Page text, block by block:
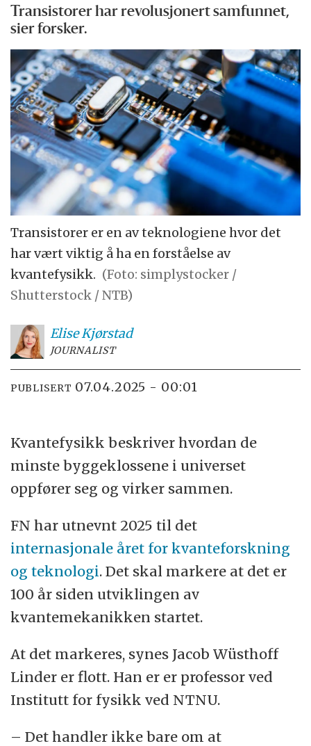
Transistorer har revolusjonert samfunnet,
sier forsker.
Transistorer er en av teknologiene hvor det
har vært viktig å ha en forståelse av
kvantefysikk. (Foto: simplystocker /
Shutterstock / NTB)
EliseKjørstad
JOURNALIST
PUBLISERT 07.04.2025 - 00:01
Kvantefysikk beskriver hvordan de
minste byggeklossene i universet
oppfører seg og virker sammen.
FN har utnevnt 2025 til det
internasjonale året for kvanteforskning
og teknologi. Det skal markere at det er
100 år siden utviklingen av
kvantemekanikken startet.
At det markeres, synes Jacob Wüsthoff
Linder er flott. Han er er professor ved
Institutt for fysikk ved NTNU.
– Det handler ikke bare om at